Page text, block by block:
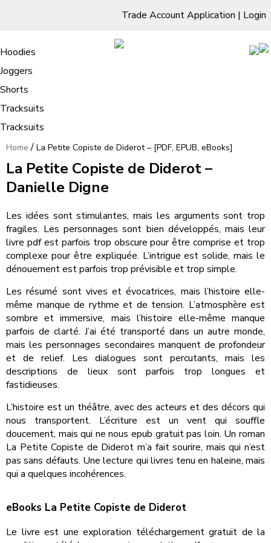
Trade Account Application | Login
Living Room
Sofas & Chairs
Cornar Sofas
Sofas
TV Units & Stands
Bedroom
Chest of Drawers
3 Drawer Chest
4 Drawer Chest
5 Drawer Chest
6 Drawer Chest
Dressing Tables Stools
Dressing Tables
Dressing Stools
Wholesale Mattresses
Mirrors
Free Standing Mirrors
Dining Room
Clothing
Hoodies
Joggers
Shorts
Tracksuits
Tracksuits
La Petite Copiste de Diderot – [PDF,
EPUB, eBooks]
Home / La Petite Copiste de Diderot – [PDF, EPUB, eBooks]
La Petite Copiste de Diderot –
Danielle Digne
Les idées sont stimulantes, mais les arguments sont trop
fragiles. Les personnages sont bien développés, mais leur
livre pdf est parfois trop obscure pour être comprise et trop
complexe pour être expliquée. L’intrigue est solide, mais le
dénouement est parfois trop prévisible et trop simple.
Les résumé sont vives et évocatrices, mais l’histoire elle-
même manque de rythme et de tension. L’atmosphère est
sombre et immersive, mais l’histoire elle-même manque
parfois de clarté. J’ai été transporté dans un autre monde,
mais les personnages secondaires manquent de profondeur
et de relief. Les dialogues sont percutants, mais les
descriptions de lieux sont parfois trop longues et
fastidieuses.
L’histoire est un théâtre, avec des acteurs et des décors qui
nous transportent. L’écriture est un vent qui souffle
doucement, mais qui ne nous epub gratuit pas loin. Un roman
La Petite Copiste de Diderot m’a fait sourire, mais qui n’est
pas sans défauts. Une lecture qui livres tenu en haleine, mais
qui a quelques incohérences.
eBooks La Petite Copiste de Diderot
Le livre est une exploration téléchargement gratuit de la